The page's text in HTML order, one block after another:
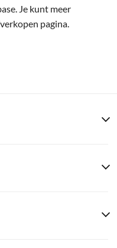
Je kunt meer
pagina.